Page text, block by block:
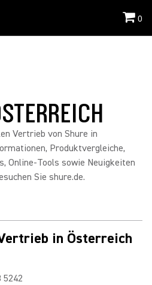
0
Vertrieb von Shure in
Produktvergleiche,
Online-Tools sowie Neuigkeiten
Sie shure.de.
in Österreich
5242